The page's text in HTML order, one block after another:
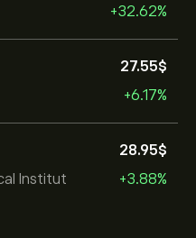
+32.62%
27.55‎$‎
+6.17%
Institut
28.95‎$‎
+3.88%